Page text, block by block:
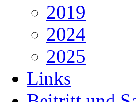
2019
2024
2025
Links